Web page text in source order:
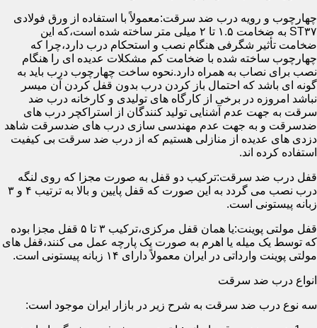
چهارچوب و رویه درب ضد سرقت:معمولاً با استفاده از ورق فولادی
ST۳۷ به ضخامت ۱.۵ تا ۲ میلی متر ساخته شده است،که این
ضخامت تأثیر شگرفی هنگام نصب و استحکام درب دارد،چرا که
چهارچوب ساخته شده با ضخامت کم مشکلات عدیده ای را هنگام
نصب برای نصاب به همراه دارد.نحوه ساخت چهارچوب درب باید به
گونه ای باشد که احتمال باز کردن درب بدون قفل کردن آن میسر
نباشد امروزه در برخی از کارگاه های تولیدی و کارخانه درب ضد
سرقت به جهت عدم آشنایی تولید کنندگان از استراکچر درب های
ضدسرقت و به جهت عدم مهندسی سازی درب های ضدسرقت شاهد
دزدی های عدیده از منازلی هستیم که از درب ضد سرقت بی کیفیت
استفاده کرده اند.
قفل درب ضد سرقت:ترکیب دو قفل به صورت مجزا که روی لنگه
درب نصب می گردد به این صورت که قفل پایین و بالا به ترتیب ۴ و ۳
زبانه پیستونی است.
قفل مولتی پوینت:یا همان قفل مرکزی،ترکیب ۳ تا ۵ قفل مجزا بوده
که توسط یک میله یا اهرم به صورت یک پارچه عمل می کنند،قفل های
مولتی پوینت وارداتی در ایران معمولاً دارای ۱۴ زبانه پیستونی است.
انواع درب ضد سرقت
سه نوع درب ضد سرقت به شرح زیر در بازار ایران موجود است: